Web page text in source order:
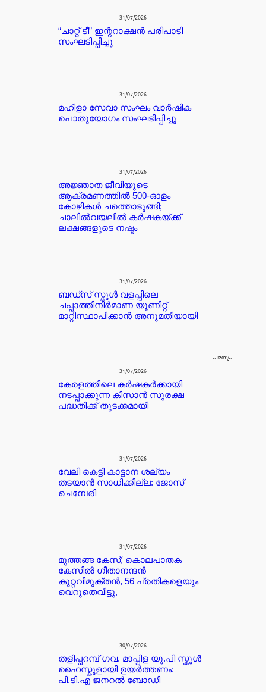
31/07/2026
“ചാറ്റ് ടീ” ഇന്ററാക്ഷൻ പരിപാടി
സംഘടിപ്പിച്ചു
31/07/2026
മഹിളാ സേവാ സംഘം വാർഷിക
പൊതുയോഗം സംഘടിപ്പിച്ചു
31/07/2026
അജ്ഞാത ജീവിയുടെ
ആക്രമണത്തിൽ 500-ഓളം
കോഴികൾ ചത്തൊടുങ്ങി;
ചാലിൽവയലിൽ കർഷകയ്ക്ക്
ലക്ഷങ്ങളുടെ നഷ്ടം
31/07/2026
ബഡ്‌സ് സ്കൂൾ വളപ്പിലെ
ചപ്പാത്തിനിർമാണ യൂണിറ്റ്
മാറ്റിസ്ഥാപിക്കാൻ അനുമതിയായി
പരസ്യം
31/07/2026
കേരളത്തിലെ കർഷകർക്കായി
നടപ്പാക്കുന്ന കിസാൻ സുരക്ഷ
പദ്ധതിക്ക് തുടക്കമായി
31/07/2026
വേലി കെട്ടി കാട്ടാന ശല്യം
തടയാൻ സാധിക്കില്ല: ജോസ്
ചെമ്പേരി
31/07/2026
മുത്തങ്ങ കേസ്; കൊലപാതക
കേസില്‍ ഗീതാനന്ദൻ
കുറ്റവിമുക്തന്‍, 56 പ്രതികളെയും
വെറുതെവിട്ടു,
30/07/2026
തളിപ്പറമ്പ് ഗവ. മാപ്പിള യു.പി സ്കൂൾ
ഹൈസ്കൂളായി ഉയർത്തണം:
പി.ടി.എ ജനറൽ ബോഡി